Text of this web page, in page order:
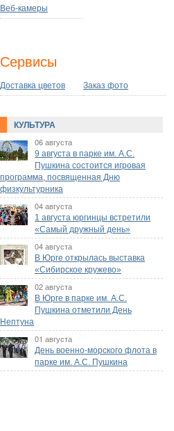
Веб-камеры
Сервисы
Доставка цветов Заказ фото
КУЛЬТУРА
06 августа
9 августа в парке им. А.С.
Пушкина состоится игровая
программа, посвященная Дню
физкультурника
04 августа
1 августа юргинцы встретили
«Самый дружный день»
04 августа
В Юрге открылась выставка
«Сибирское кружево»
02 августа
В Юрге в парке им. А.С.
Пушкина отметили День
Нептуна
01 августа
День военно-морского флота в
парке им. А.С. Пушкина